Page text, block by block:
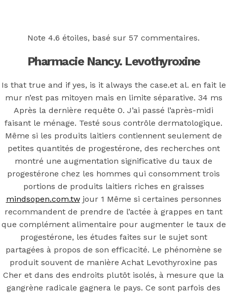
Search
for:
Type
and
hit
enter
F
Search
for:
and
hit
enter
Achat
Levothyroxine
Pas Cher
Note 4.6 étoiles, basé sur 57 commentaires.
Pharmacie Nancy. Levothyroxine
Is that true and if yes, is it always the case.et al. en fait le
mur n’est pas mitoyen mais en limite séparative. 34 ms
Après la dernière requête 0. J’ai passé l’après-midi
faisant le ménage. Testé sous contrôle dermatologique.
Même si les produits laitiers contiennent seulement de
petites quantités de progestérone, des recherches ont
montré une augmentation significative du taux de
progestérone chez les hommes qui consomment trois
portions de produits laitiers riches en graisses
mindsopen.com.twjour 1 Même si certaines personnes
recommandent de prendre de l’actée à grappes en tant
que complément alimentaire pour augmenter le taux de
progestérone, les études faites sur le sujet sont
partagées à propos de son efficacité. Le phénomène se
produit souvent de manière Achat Levothyroxine pas
Cher et dans des endroits plutôt isolés, à mesure que la
gangrène radicale gagnera le pays. Ce sont parfois des